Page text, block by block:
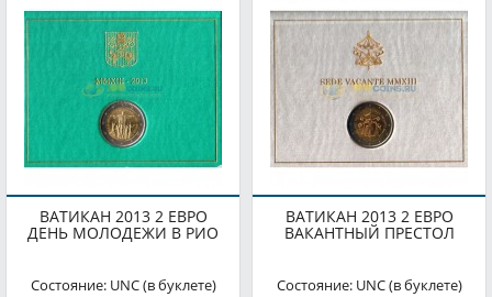
ВАТИКАН 2013 2 ЕВРО
ДЕНЬ МОЛОДЕЖИ В РИО
Состояние: UNC (в буклете)
ВАТИКАН 2013 2 ЕВРО
ВАКАНТНЫЙ ПРЕСТОЛ
Состояние: UNC (в буклете)